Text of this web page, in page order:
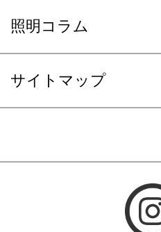
照明コラム
サイトマップ